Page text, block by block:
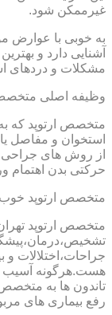
غیرممکن شود.
به خوبی با عوارض
آشنایی دارد و
مشکلات و دردهای
وظیفه اصلی
متخصص ارتوپد که
استخوان و مفاصل
از روش های
حرکتی بدن اهتمام
متخصص ارتوپد
متخصص ارتوپد
جراحات،اختلالات
هست.هرگونه آسیب
تاندون ها به متخصص
رفع بیماری های